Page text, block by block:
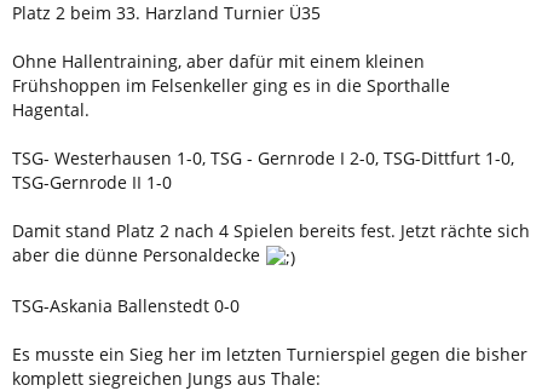
Platz 2 beim 33. Harzland Turnier Ü35
Ohne Hallentraining, aber dafür mit einem kleinen
Frühshoppen im Felsenkeller ging es in die Sporthalle
Hagental.
TSG- Westerhausen 1-0, TSG - Gernrode I 2-0, TSG-Dittfurt 1-0,
TSG-Gernrode II 1-0
Damit stand Platz 2 nach 4 Spielen bereits fest. Jetzt rächte sich
aber die dünne Personaldecke
TSG-Askania Ballenstedt 0-0
Es musste ein Sieg her im letzten Turnierspiel gegen die bisher
komplett siegreichen Jungs aus Thale: